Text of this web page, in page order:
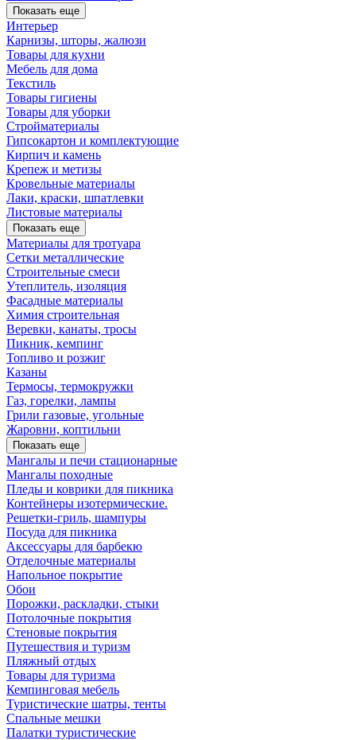
Показать еще
Интерьер
Карнизы, шторы, жалюзи
Товары для кухни
Мебель для дома
Текстиль
Товары гигиены
Товары для уборки
Стройматериалы
Гипсокартон и комплектующие
Кирпич и камень
Крепеж и метизы
Кровельные материалы
Лаки, краски, шпатлевки
Листовые материалы
Показать еще
Материалы для тротуара
Сетки металлические
Строительные смеси
Утеплитель, изоляция
Фасадные материалы
Химия строительная
Веревки, канаты, тросы
Пикник, кемпинг
Топливо и розжиг
Казаны
Термосы, термокружки
Газ, горелки, лампы
Грили газовые, угольные
Жаровни, коптильни
Показать еще
Мангалы и печи стационарные
Мангалы походные
Пледы и коврики для пикника
Контейнеры изотермические.
Решетки-гриль, шампуры
Посуда для пикника
Аксессуары для барбекю
Отделочные материалы
Напольное покрытие
Обои
Порожки, раскладки, стыки
Потолочные покрытия
Стеновые покрытия
Путешествия и туризм
Пляжный отдых
Товары для туризма
Кемпинговая мебель
Туристические шатры, тенты
Спальные мешки
Палатки туристические